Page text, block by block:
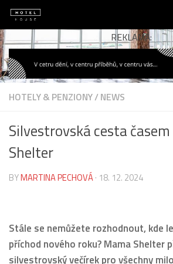
Skip to content
REKLAMA:
HOTELY & PENZIONY/NEWS
Silvestrovská cesta
Shelter
BYMARTINA PECHOVÁ· 18. 12. 2024
Stále se nemůžete rozhodnout, kde
příchod nového roku? Mama Shelter
silvestrovský večírek pro všechny